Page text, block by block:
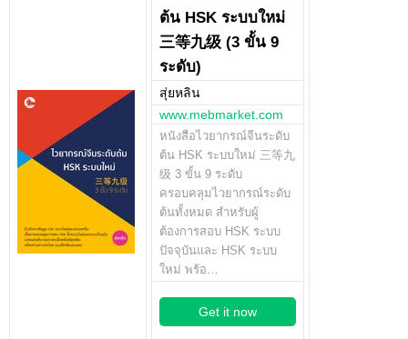
ต้น HSK ระบบใหม่
三等九级 (3 ขั้น 9
ระดับ)
สุ่ยหลิน
www.mebmarket.com
หนังสือไวยากรณ์จีนระดับ
ต้น HSK ระบบใหม่ 三等九
级 3 ขั้น 9 ระดับ
ครอบคลุมไวยากรณ์ระดับ
ต้นทั้งหมด สำหรับผู้
ต้องการสอบ HSK ระบบ
ปัจจุบันและ HSK ระบบ
ใหม่ พร้อ…
Get it now